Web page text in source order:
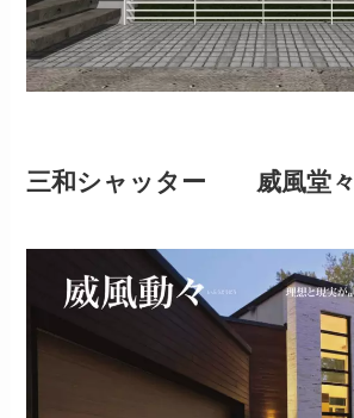
三和シャッター 威風堂々